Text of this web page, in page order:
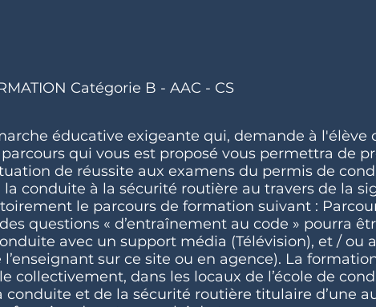
Catégorie B - AAC - CS
éducative exigeante qui, demande à l'élève
qui vous est proposé vous permettra de
de réussite aux examens du permis de
conduite à la sécurité routière au travers de la
le parcours de formation suivant :
questions « d’entraînement au code » pourra
avec un support média (Télévision), et / ou
sur ce site ou en agence). La
collectivement, dans les locaux de l’école de
conduite et de la sécurité routière titulaire d’une